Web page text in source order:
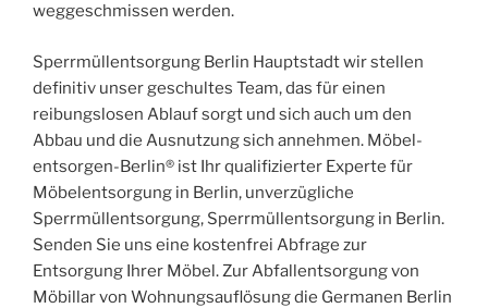
weggeschmissen werden.
Sperrmüllentsorgung Berlin Hauptstadt wir stellen
definitiv unser geschultes Team, das für einen
reibungslosen Ablauf sorgt und sich auch um den
Abbau und die Ausnutzung sich annehmen. Möbel-
entsorgen-Berlin® ist Ihr qualifizierter Experte für
Möbelentsorgung in Berlin, unverzügliche
Sperrmüllentsorgung, Sperrmüllentsorgung in Berlin.
Senden Sie uns eine kostenfrei Abfrage zur
Entsorgung Ihrer Möbel. Zur Abfallentsorgung von
Möbillar von Wohnungsauflösung die Germanen Berlin